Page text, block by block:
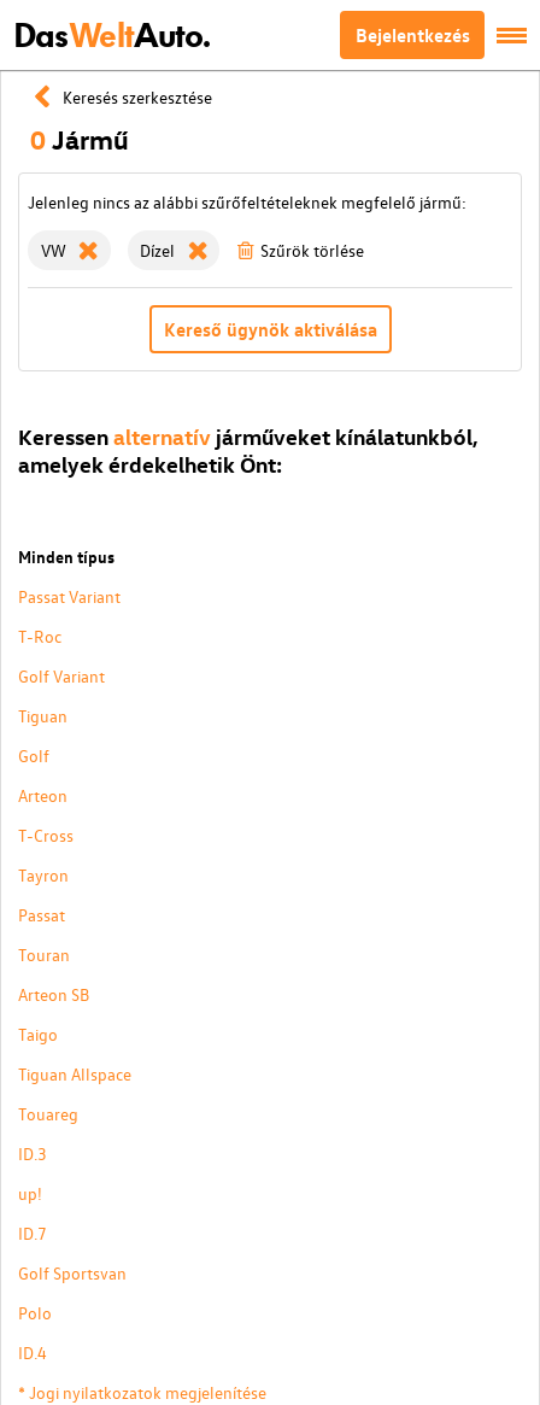
DasWeltAuto. Bejelentkezés
Keresés szerkesztése
0Jármű
Jelenleg nincs az alábbi szűrőfeltételeknek megfelelő jármű:
VW Dízel Szűrök törlése
Kereső ügynök aktiválása
Keressenalternatív járműveket kínálatunkból,
amelyek érdekelhetik Önt:
Minden típus
Passat Variant
T-Roc
Golf Variant
Tiguan
Golf
Arteon
T-Cross
Tayron
Passat
Touran
Arteon SB
Taigo
Tiguan Allspace
Touareg
ID.3
up!
ID.7
Golf Sportsvan
Polo
ID.4
* Jogi nyilatkozatok megjelenítése